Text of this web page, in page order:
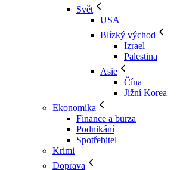
Svět
USA
Blízký východ
Izrael
Palestina
Asie
Čína
Jižní Korea
Ekonomika
Finance a burza
Podnikání
Spotřebitel
Krimi
Doprava